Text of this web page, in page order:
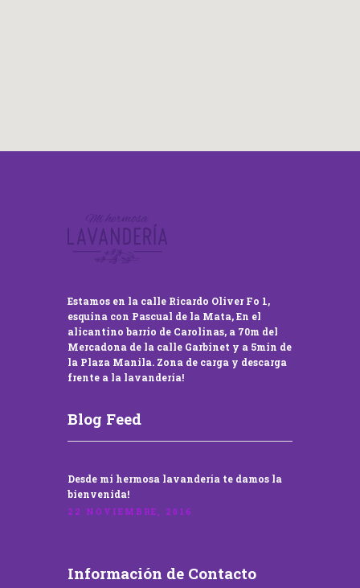
Estamos en la calle Ricardo Oliver Fo 1,
esquina con Pascual de la Mata, En el
alicantino barrio de Carolinas, a 70m del
Mercadona de la calle Garbinet y a 5min de
la Plaza Manila. Zona de carga y descarga
frente a la lavandería!
Blog Feed
Desde mi hermosa lavandería te damos la
bienvenida!
22 NOVIEMBRE, 2016
Información de Contacto